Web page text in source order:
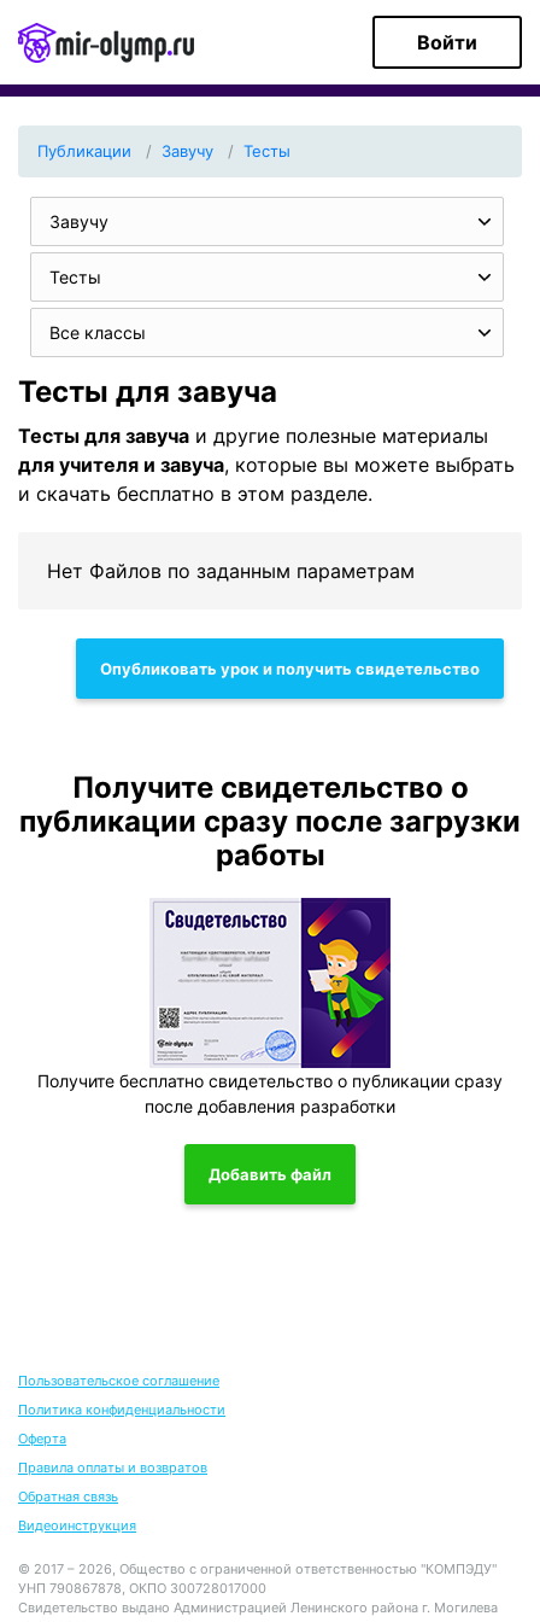
Войти
Публикации Завучу Тесты
Завучу
Тесты
Все классы
Тесты для завуча
Тесты для завуча и другие полезные материалы
для учителя и завуча, которые вы можете выбрать
и скачать бесплатно в этом разделе.
Нет Файлов по заданным параметрам
Опубликовать урок и получить свидетельство
Получите свидетельство о
публикации сразу после загрузки
работы
Получите бесплатно свидетельство о публикации сразу
после добавления разработки
Добавить файл
Пользовательское соглашение
Политика конфиденциальности
Оферта
Правила оплаты и возвратов
Обратная связь
Видеоинструкция
© 2017 – 2026, Общество с ограниченной ответственностью "КОМПЭДУ"
УНП 790867878, ОКПО 300728017000
Свидетельство выдано Администрацией Ленинского района г. Могилева